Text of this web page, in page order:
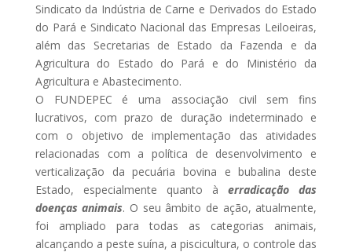
Sindicato da Indústria de Carne e Derivados do Estado
do Pará e Sindicato Nacional das Empresas Leiloeiras,
além das Secretarias de Estado da Fazenda e da
Agricultura do Estado do Pará e do Ministério da
Agricultura e Abastecimento.
O FUNDEPEC é uma associação civil sem fins
lucrativos, com prazo de duração indeterminado e
com o objetivo de implementação das atividades
relacionadas com a política de desenvolvimento e
verticalização da pecuária bovina e bubalina deste
Estado, especialmente quanto àerradicação das
doenças animais. O seu âmbito de ação, atualmente,
foi ampliado para todas as categorias animais,
alcançando a peste suína, a piscicultura, o controle das